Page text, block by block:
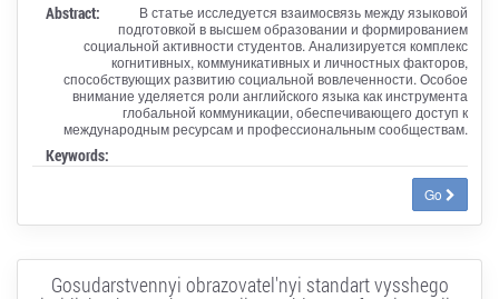
Abstract:
В статье исследуется взаимосвязь между языковой
подготовкой в высшем образовании и формированием
социальной активности студентов. Анализируется комплекс
когнитивных, коммуникативных и личностных факторов,
способствующих развитию социальной вовлеченности. Особое
внимание уделяется роли английского языка как инструмента
глобальной коммуникации, обеспечивающего доступ к
международным ресурсам и профессиональным сообществам.
Keywords:
Go
Gosudarstvennyi obrazovatel'nyi standart vysshego